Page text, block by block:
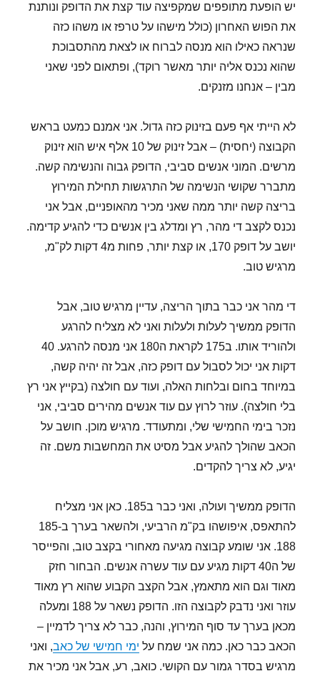
יש הופעת מתופפים שמקפיצה עוד קצת את הדופק ונותנת
את הפוש האחרון (כולל מישהו על טרפז או משהו כזה
שנראה כאילו הוא מנסה לברוח או לצאת מהתסבוכת
שהוא נכנס אליה יותר מאשר רוקד), ופתאום לפני שאני
מבין – אנחנו מזנקים.
לא הייתי אף פעם בזינוק כזה גדול. אני אמנם כמעט בראש
הקבוצה (יחסית) – אבל זינוק של 10 אלף איש הוא זינוק
מרשים. המוני אנשים סביבי, הדופק גבוה והנשימה קשה.
מתברר שקושי הנשימה של התרגשות תחילת המירוץ
בריצה קשה יותר ממה שאני מכיר מהאופניים, אבל אני
נכנס לקצב די מהר, רץ ומדלג בין אנשים כדי להגיע קדימה.
יושב על דופק 170, או קצת יותר, פחות מ4 דקות לק"מ,
מרגיש טוב.
די מהר אני כבר בתוך הריצה, עדיין מרגיש טוב, אבל
הדופק ממשיך לעלות ולעלות ואני לא מצליח להרגע
ולהוריד אותו. ב175 לקראת ה180 אני מנסה להרגע. 40
דקות אני יכול לסבול עם דופק כזה, אבל זה יהיה קשה,
במיוחד בחום ובלחות האלה, ועוד עם חולצה (בקייץ אני רץ
בלי חולצה). עוזר לרוץ עם עוד אנשים מהירים סביבי, אני
נזכר בימי החמישי שלי, ומתעודד. מרגיש מוכן. חושב על
הכאב שהולך להגיע אבל מסיט את המחשבות משם. זה
יגיע, לא צריך להקדים.
הדופק ממשיך ועולה, ואני כבר ב185. כאן אני מצליח
להתאפס, איפושהו בק"מ הרביעי, ולהשאר בערך ב185-
188. אני שומע קבוצה מגיעה מאחורי בקצב טוב, והפייסר
של ה40 דקות מגיע עם עוד עשרה אנשים. הבחור חזק
מאוד וגם הוא מתאמץ, אבל הקצב הקבוע שהוא רץ מאוד
עוזר ואני נדבק לקבוצה הזו. הדופק נשאר על 188 ומעלה
מכאן בערך עד סוף המירוץ, והנה, כבר לא צריך לדמיין –
הכאב כבר כאן. כמה אני שמח על ימי חמישי של כאב, ואני
מרגיש בסדר גמור עם הקושי. כואב, רע, אבל אני מכיר את